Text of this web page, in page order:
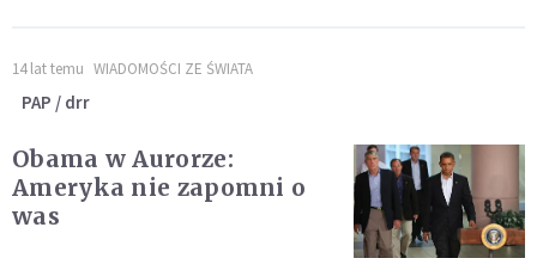
14 lat temu WIADOMOŚCI ZE ŚWIATA
PAP / drr
Obama w Aurorze:
Ameryka nie zapomni o
was